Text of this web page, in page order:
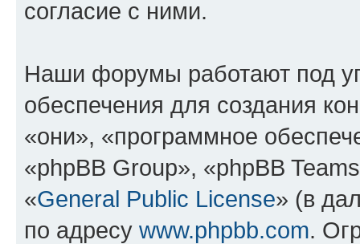
согласие с ними.
Наши форумы работают под
обеспечения для создания
«они», «программное
«phpBB Group», «phpBB
«General Public License» (в
по адресу www.phpbb.com.